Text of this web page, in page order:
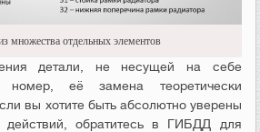
множества отдельных элементов
детали, не несущей на себе
номер, её замена теоретически
вы хотите быть абсолютно уверены
действий, обратитесь в ГИБДД для